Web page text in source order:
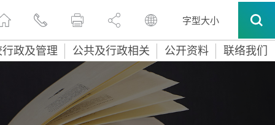
字型大小
政及管理 公共及行政相关 公开资料 联络我们